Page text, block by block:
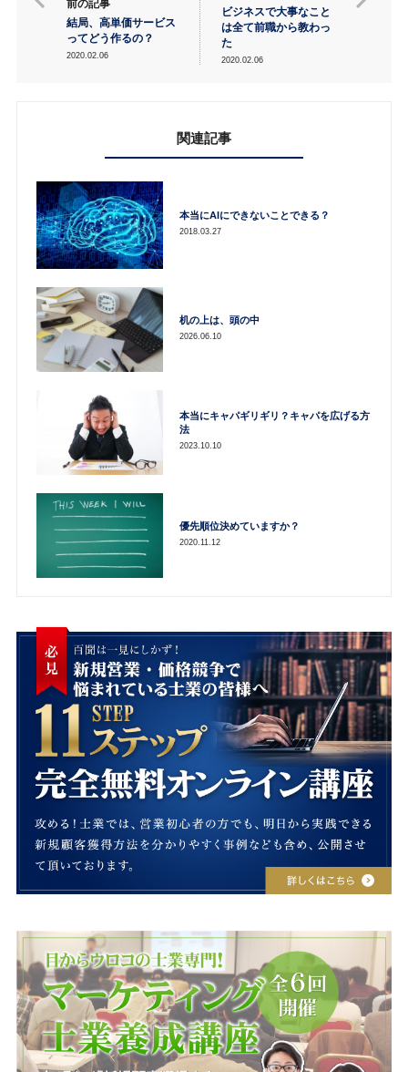
前の記事
結局、高単価サービス
ってどう作るの？
2020.02.06
ビジネスで大事なこと
は全て前職から教わっ
た
2020.02.06
関連記事
本当にAIにできないことできる？
2018.03.27
机の上は、頭の中
2026.06.10
本当にキャパギリギリ？キャパを広げる方
法
2023.10.10
優先順位決めていますか？
2020.11.12